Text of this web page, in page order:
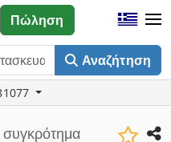
Αναζήτηση
Πώληση
συγκρότημα